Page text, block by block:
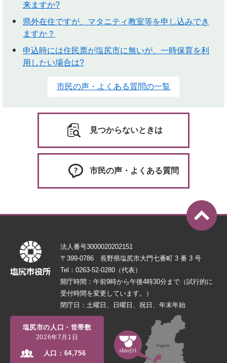
来ますか?
県外在住ですが、マタニティ教室等を申し込みでき
ますか？
申込時には住民票が塩尻市に無いが、一時保育を利
用したい場合は?
市民の声・よくある質問の一覧
見つからないときは
市民の声・よくある質問
法人番号3000020202151
〒399-0786 長野県塩尻市大門七番町 3 番 3 号
Tel：0263-52-0280（代表）
開庁時間：午前9時から午後4時30分まで（試行的に
受付時間を変更しています。）
閉庁日：土曜日、日曜日、祝日、年末年始
塩尻市の人口・世帯数
2026年7月1日
人口： 64,756